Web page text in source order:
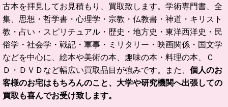
古本を拝見してお見積もり、買取致します。 学術専門書、全
集、思想・哲学書・心理学・宗教・仏教書・神道・キリスト
教・占い・スピリチュアル・歴史・地方史・東洋西洋史・民
俗学・社会学・戦記・軍事・ミリタリー・映画関係・国文学
などを中心に、絵本や美術の本、趣味の本・料理の本、Ｃ
Ｄ・ＤＶＤなど幅広い買取品目が強みです。
また、 個人のお
客様のお宅はもちろんのこと、大学や研究機関へ出張しての
買取も喜んでお受け致します。